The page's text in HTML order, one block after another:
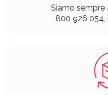
Siamo sempre
800 926 054,